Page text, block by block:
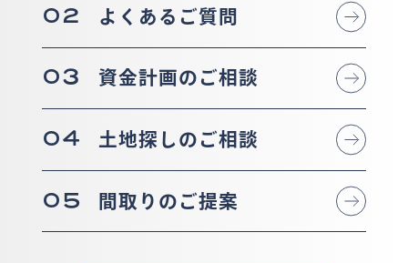
02 よくあるご質問
03 資金計画のご相談
04 土地探しのご相談
05 間取りのご提案